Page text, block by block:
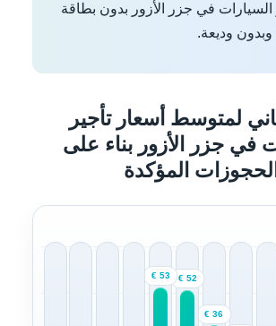
السيارات في جزر الأزور بدون بطاقة
وبدون وديعة.
لمتوسط أسعار تأجير
في جزر الأزور بناء على
الحجوزات المؤكدة
36 €
52 €
53 €